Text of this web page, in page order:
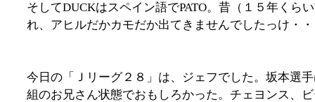
そしてDUCKはスペイン語でPATO。昔（１５年く
れ、アヒルだかカモだか出てきませんでしたっけ・
今日の「Ｊリーグ２８」は、ジェフでした。坂本選
組のお兄さん状態でおもしろかった。チェヨンス、